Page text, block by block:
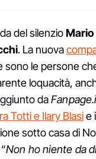
del silenzio
. La nuova
sono le persone
loquacità,
da
Totti e Ilary Blasie
sotto casa di
Non ho niente da